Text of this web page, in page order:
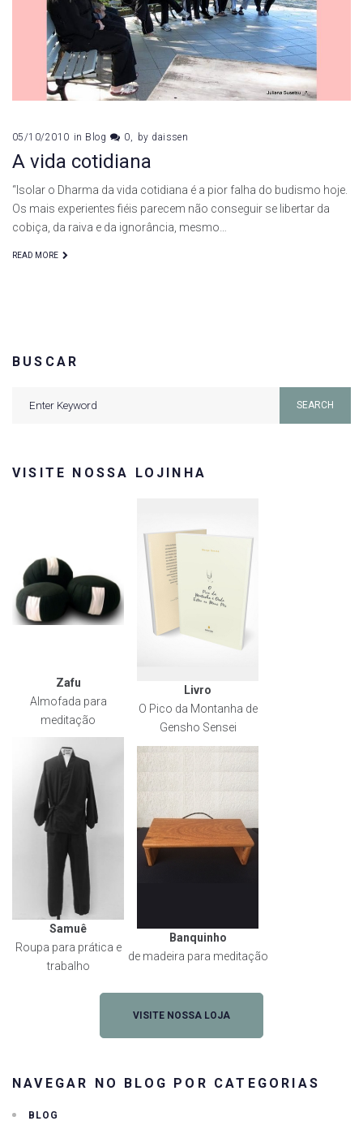
05/10/2010 in Blog 0 by daissen
A vida cotidiana
“Isolar o Dharma da vida cotidiana é a pior falha do budismo hoje.
Os mais experientes fiéis parecem não conseguir se libertar da
cobiça, da raiva e da ignorância, mesmo…
READ MORE
BUSCAR
SEARCH
VISITE NOSSA LOJINHA
Zafu
Almofada para
meditação
Livro
O Pico da Montanha de
Gensho Sensei
Samuê
Roupa para prática e
trabalho
Banquinho
de madeira para meditação
VISITE NOSSA LOJA
NAVEGAR NO BLOG POR CATEGORIAS
BLOG